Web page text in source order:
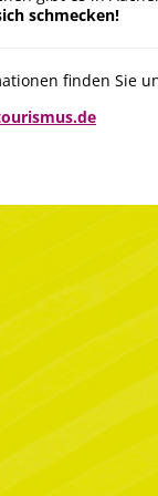
schmecken!
finden Sie